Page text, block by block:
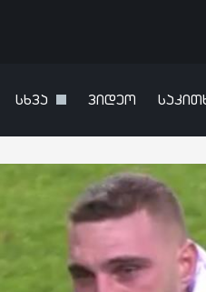
სხვა ვიდეო